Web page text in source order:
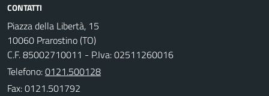
CONTATTI
Piazza della Libertà, 15
10060 Prarostino (TO)
C.F. 85002710011 - P.Iva: 02511260016
Telefono:0121.500128
Fax: 0121.501792